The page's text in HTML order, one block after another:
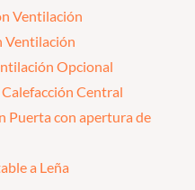
Ventilación
Ventilación
Opcional
Central
Puerta con apertura de
a Leña